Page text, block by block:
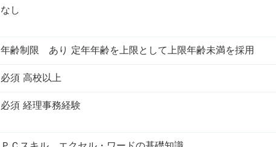
なし
年齢制限 あり 定年年齢を上限として上限年齢未満を採用
必須 高校以上
必須 経理事務経験